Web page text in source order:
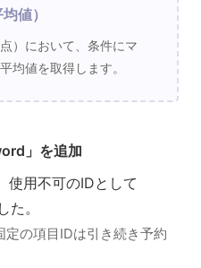
値）
）において、条件にマ
均値を取得します。
」を追加
使用不可のIDとして
た。
の項目IDは引き続き予約